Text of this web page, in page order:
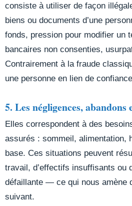
consiste à utiliser de façon
biens ou documents d’une
fonds, pression pour modifier un
bancaires non consenties,
Contrairement à la fraude
une personne en lien de
5. Les négligences,
Elles correspondent à des
assurés : sommeil, alimentation,
base. Ces situations peuvent
travail, d’effectifs insuffisants ou
défaillante — ce qui nous amène
suivant.